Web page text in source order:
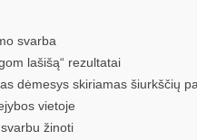
svarba
lašišą“ rezultatai
dėmesys skiriamas šiurkščių
vietoje
žinoti